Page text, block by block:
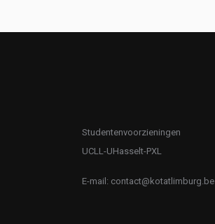
Studentenvoorzieningen
UCLL-UHasselt-PXL
E-mail: contact@kotatlimburg.be